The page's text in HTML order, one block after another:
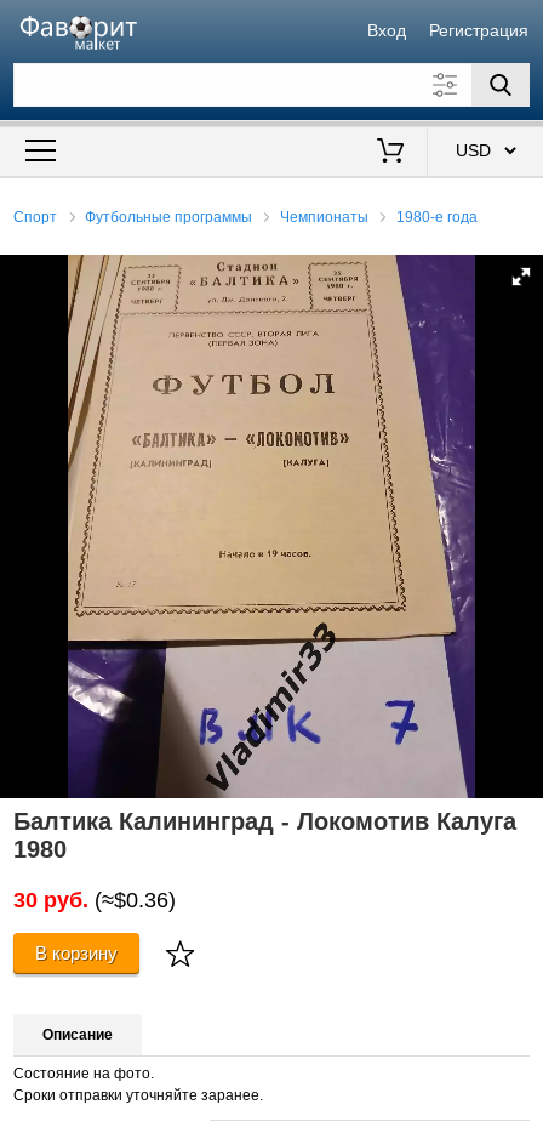
Вход Регистрация
Искать также в описании
Спорт Футбольные программы Чемпионаты 1980-е года
Балтика Калининград - Локомотив Калуга
1980
30 руб. (≈$0.36)
В корзину
Описание
Состояние на фото.
Сроки отправки уточняйте заранее.